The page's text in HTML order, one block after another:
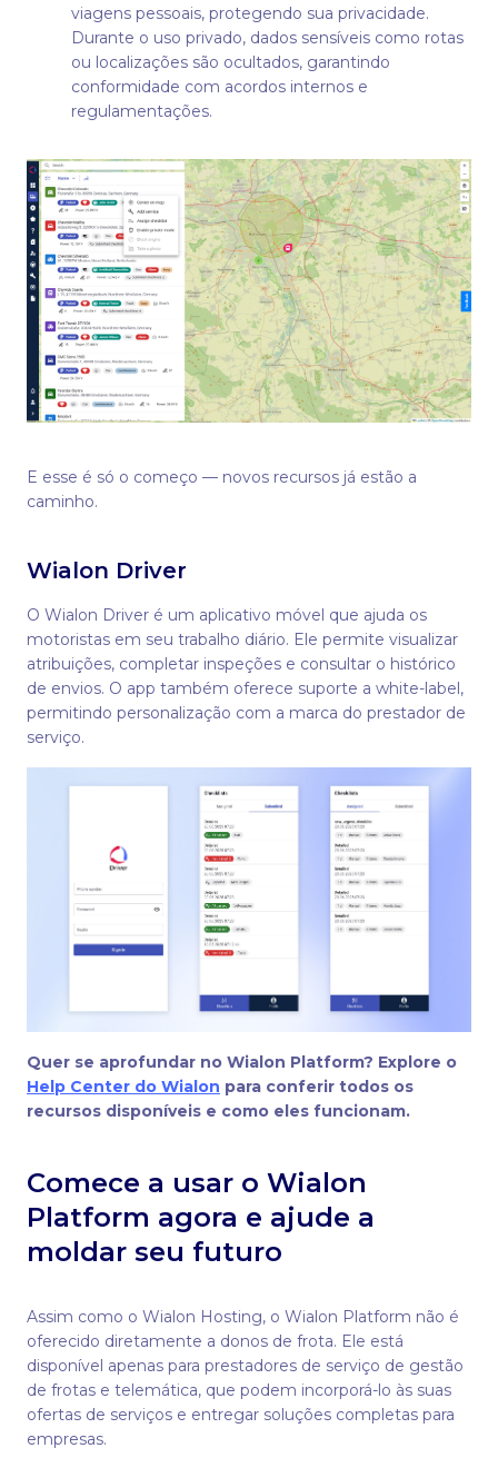
viagens pessoais, protegendo sua privacidade.
Durante o uso privado, dados sensíveis como rotas
ou localizações são ocultados, garantindo
conformidade com acordos internos e
regulamentações.
E esse é só o começo — novos recursos já estão a
caminho.
Wialon Driver
O Wialon Driver é um aplicativo móvel que ajuda os
motoristas em seu trabalho diário. Ele permite visualizar
atribuições, completar inspeções e consultar o histórico
de envios. O app também oferece suporte a white-label,
permitindo personalização com a marca do prestador de
serviço.
Quer se aprofundar no Wialon Platform? Explore o
Help Center do Wialon para conferir todos os
recursos disponíveis e como eles funcionam.
Comece a usar o Wialon
Platform agora e ajude a
moldar seu futuro
Assim como o Wialon Hosting, o Wialon Platform não é
oferecido diretamente a donos de frota. Ele está
disponível apenas para prestadores de serviço de gestão
de frotas e telemática, que podem incorporá-lo às suas
ofertas de serviços e entregar soluções completas para
empresas.